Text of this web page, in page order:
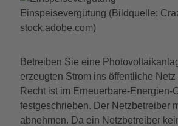
Einspeisevergütung (Bildquelle:
stock.adobe.com)
Betreiben Sie eine
erzeugten Strom ins öffentliche
Recht ist im Erneuerbare-Energien-
festgeschrieben. Der Netzbetreiber
abnehmen. Da ein Netzbetreiber